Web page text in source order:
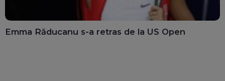
Emma Răducanu s-a retras de la US Open